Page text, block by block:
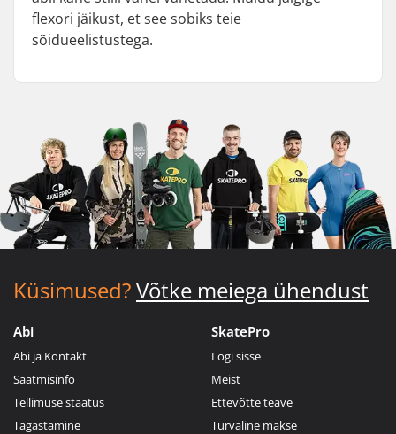
flexori jäikust, et see sobiks teie
sõidueelistustega.
Küsimused?Võtke meiega ühendust
Abi
Abi ja Kontakt
Saatmisinfo
Tellimuse staatus
Tagastamine
SkatePro
Logi sisse
Meist
Ettevõtte teave
Turvaline makse